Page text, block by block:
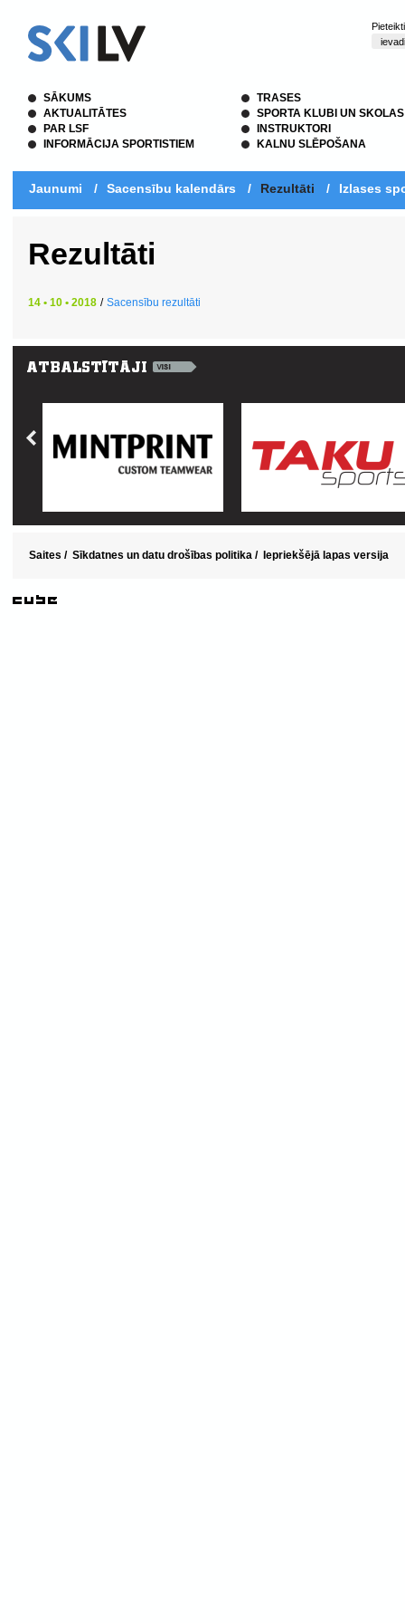
SĀKUMS
AKTUALITĀTES
PAR LSF
INFORMĀCIJA SPORTISTIEM
TRASES
SPORTA KLUBI UN SKOLAS
INSTRUKTORI
KALNU SLĒPOŠANA
Jaunumi / Sacensību kalendārs / Rezultāti / Izlases
Rezultāti
14 • 10 • 2018 / Sacensību rezultāti
Saites / Sīkdatnes un datu drošības politika / Iepriekšējā lapas versija